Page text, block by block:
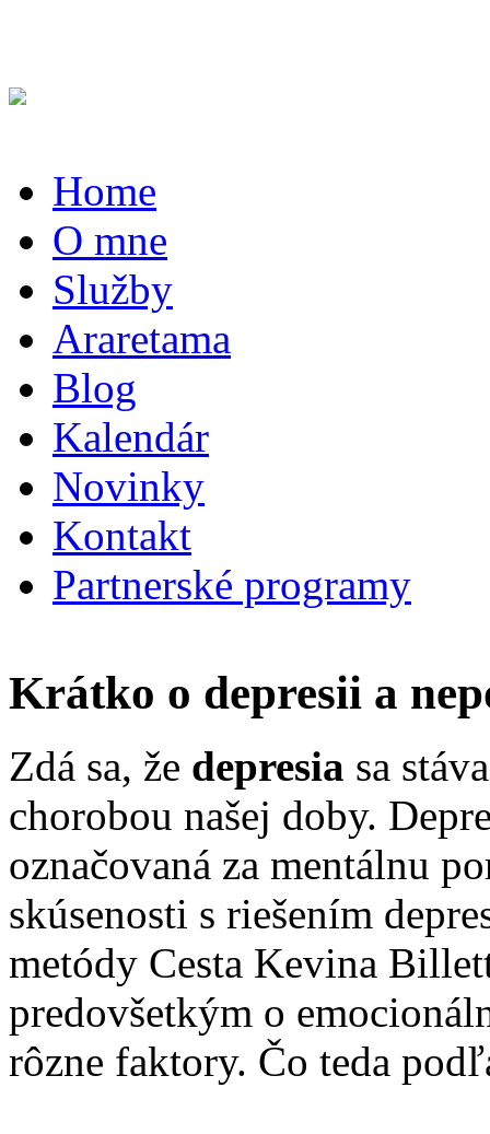
Home
O mne
Služby
Araretama
Blog
Kalendár
Novinky
Kontakt
Partnerské programy
Krátko o depresii a
Zdá sa, že depresia sa
chorobou našej doby.
označovaná za mentálnu
skúsenosti s riešením
metódy Cesta Kevina
predovšetkým o
rôzne faktory. Čo teda